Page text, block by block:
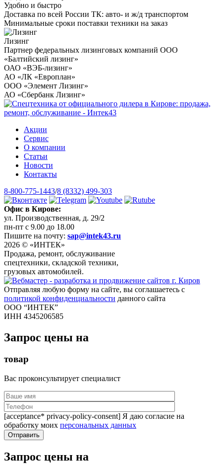
Удобно и быстро
Доставка по всей России ТК: авто- и ж/д транспортом
Минимальные сроки поставки техники на заказ
Лизинг
Партнер федеральных лизинговых компаний ООО
«Балтийский лизинг»
ОАО «ВЭБ-лизинг»
АО «ЛК «Европлан»
ООО «Элемент Лизинг»
АО «Сбербанк Лизинг»
Акции
Сервис
О компании
Статьи
Новости
Контакты
8-800-775-1443/8 (8332) 499-303
Офис в Кирове:
ул. Производственная, д. 29/2
пн-пт с 9.00 до 18.00
Пишите на почту: sap@intek43.ru
2026 © «ИНТЕК»
Продажа, ремонт, обслуживание
спецтехники, складской техники,
грузовых автомобилей.
Отправляя любую форму на сайте, вы соглашаетесь с
политикой конфиденциальности данного сайта
ООО “ИНТЕК”
ИНН 4345206585
Запрос цены на
товар
Вас проконсультирует специалист
[acceptance* privacy-policy-consent] Я даю согласие на
обработку моих персональных данных
Запрос цены на